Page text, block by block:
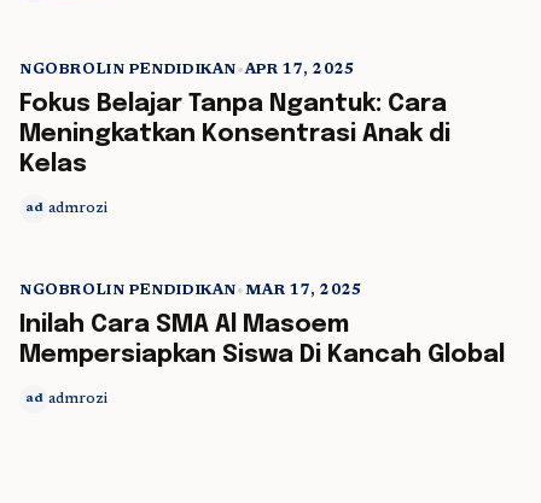
NGOBROLIN PENDIDIKAN•APR 17, 2025
Fokus Belajar Tanpa Ngantuk: Cara
Meningkatkan Konsentrasi Anak di
Kelas
ad admrozi
NGOBROLIN PENDIDIKAN•MAR 17, 2025
Inilah Cara SMA Al Masoem
Mempersiapkan Siswa Di Kancah Global
ad admrozi